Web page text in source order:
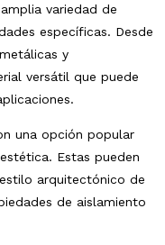
variedad de
específicas. Desde
y
versátil que puede
una opción popular
Estas pueden
arquitectónico de
de aislamiento